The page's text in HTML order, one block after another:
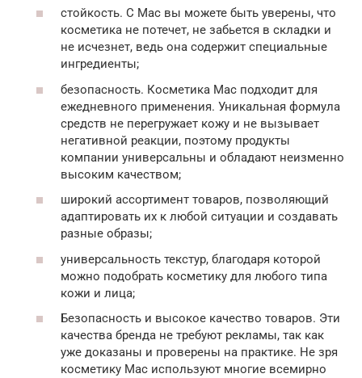
стойкость. С Mac вы можете быть уверены, что
косметика не потечет, не забьется в складки и
не исчезнет, ведь она содержит специальные
ингредиенты;
безопасность. Косметика Mac подходит для
ежедневного применения. Уникальная формула
средств не перегружает кожу и не вызывает
негативной реакции, поэтому продукты
компании универсальны и обладают неизменно
высоким качеством;
широкий ассортимент товаров, позволяющий
адаптировать их к любой ситуации и создавать
разные образы;
универсальность текстур, благодаря которой
можно подобрать косметику для любого типа
кожи и лица;
Безопасность и высокое качество товаров. Эти
качества бренда не требуют рекламы, так как
уже доказаны и проверены на практике. Не зря
косметику Mac используют многие всемирно